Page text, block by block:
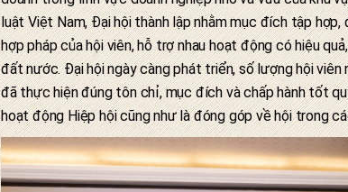
luật Việt Nam, Đại hội thành lập nhằm mục đích tập hợp,
hợp pháp của hội viên, hỗ trợ nhau hoạt động có hiệu
đất nước. Đại hội ngày càng phát triển, số lượng hội viên
đã thực hiện đúng tôn chỉ, mục đích và chấp hành tốt
hoạt động Hiệp hội cũng như là đóng góp về hội trong